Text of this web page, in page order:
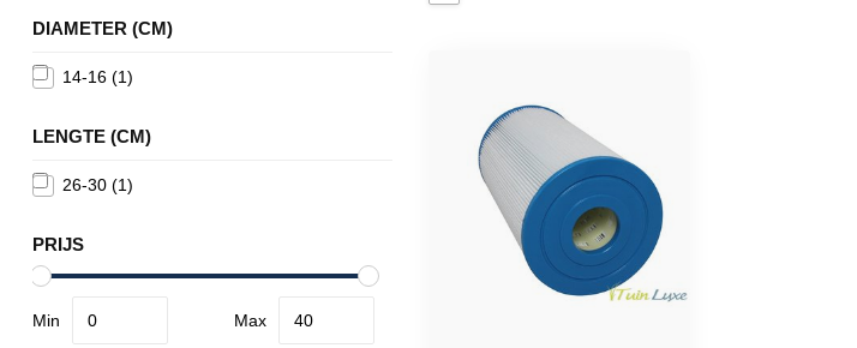
DIAMETER (CM)
14-16 (1)
LENGTE (CM)
26-30 (1)
PRIJS
Min Max